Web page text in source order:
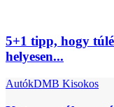
5+1 tipp, hogy
helyesen...
AutókDMB Kisokos